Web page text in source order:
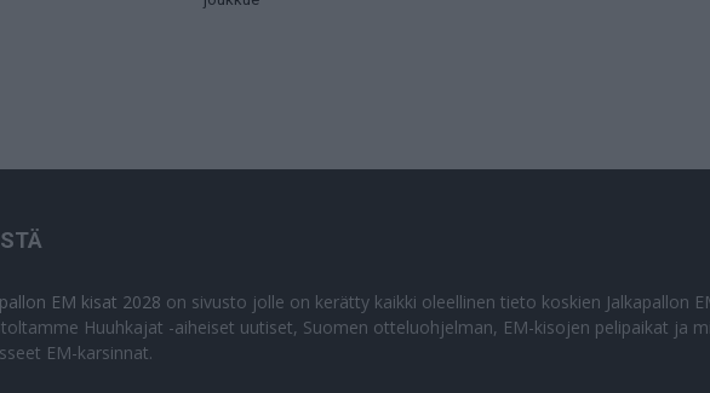
EM kisat 2028 on sivusto jolle on kerätty kaikki oleellinen tieto koskien Jalkapallon
Huuhkajat -aiheiset uutiset, Suomen otteluohjelman, EM-kisojen pelipaikat ja
EM-karsinnat.